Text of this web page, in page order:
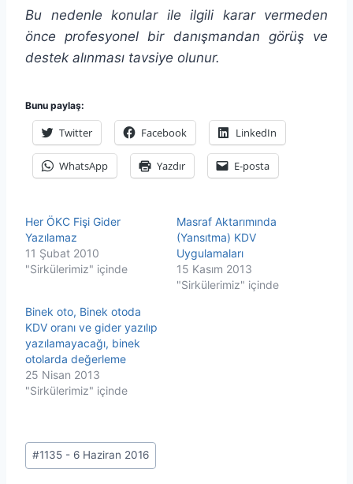
Bu nedenle konular ile ilgili karar vermeden
önce profesyonel bir danışmandan görüş ve
destek alınması tavsiye olunur.
Bunu paylaş:
Twitter Facebook LinkedIn
WhatsApp Yazdır E-posta
Her ÖKC Fişi Gider
Yazılamaz
11 Şubat 2010
"Sirkülerimiz" içinde
Masraf Aktarımında
(Yansıtma) KDV
Uygulamaları
15 Kasım 2013
"Sirkülerimiz" içinde
Binek oto, Binek otoda
KDV oranı ve gider yazılıp
yazılamayacağı, binek
otolarda değerleme
25 Nisan 2013
"Sirkülerimiz" içinde
Post
Tags:
#1135 - 6 Haziran 2016